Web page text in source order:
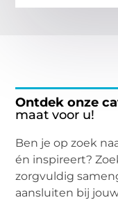
Ontdek onze
maat voor u!
Ben je op zoek
én inspireert?
zorgvuldig
aansluiten bij